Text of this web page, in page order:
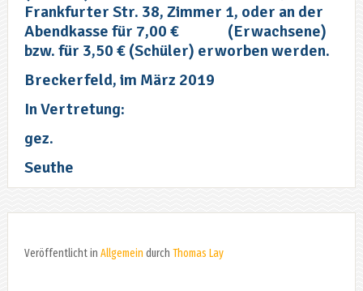
Frankfurter Str. 38, Zimmer 1, oder an der
Abendkasse für 7,00 €
(Erwachsene)
bzw. für 3,50 € (Schüler) erworben werden.
Breckerfeld, im März 2019
In Vertretung:
gez.
Seuthe
Veröffentlicht in Allgemein durch Thomas Lay